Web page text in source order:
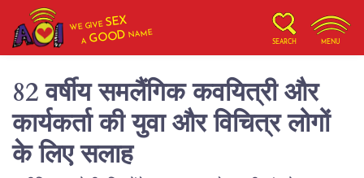
WE GIVESEX
AGOOD NAME
SEARCH MENU
82 वर्षीय समलैंगिक कवयित्री और
कार्यकर्ता की युवा और विचित्र लोगों
के लिए सलाह